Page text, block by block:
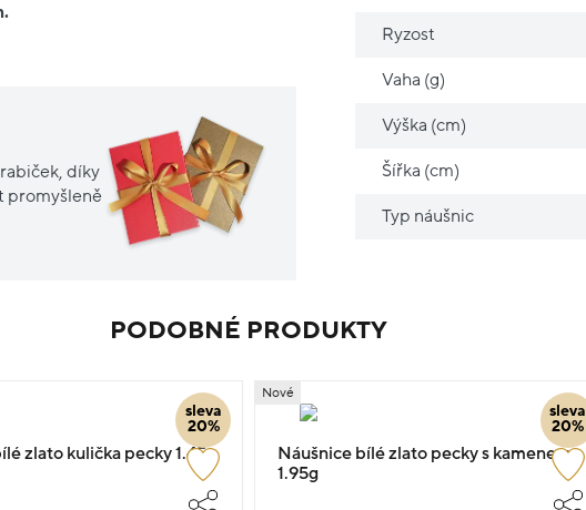
díky
promyšleně
Ryzost
Vaha (g)
Výška (cm)
Šířka (cm)
Typ náušnic
PODOBNÉ PRODUKTY
sleva
20%
zlato kulička pecky 1.45g
sleva
20%
Nové
Náušnice bílé zlato pecky s kamenem
1.95g